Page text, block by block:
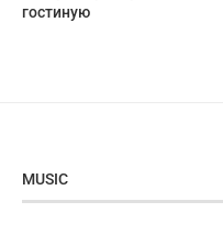
гостиную
MUSIC